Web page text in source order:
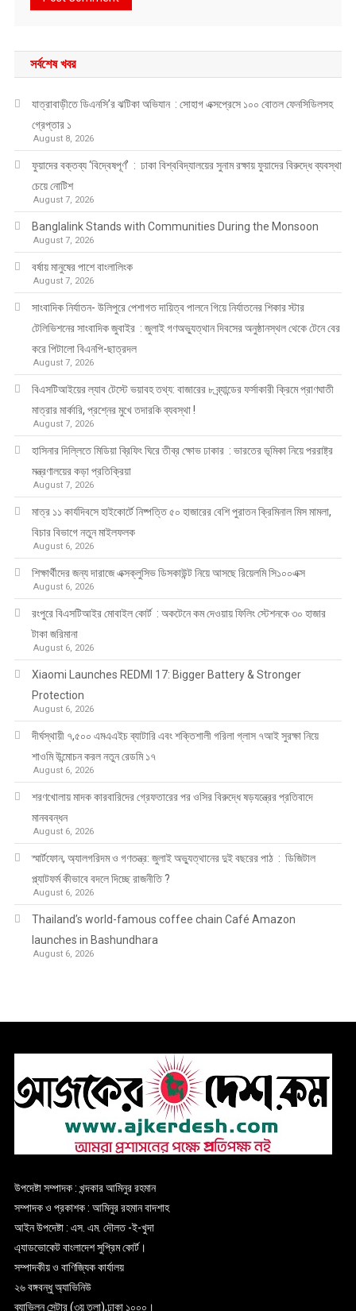
সর্বশেষ খবর
যাত্রাবাড়ীতে ডিএনসি’র ঝটিকা অভিযান : সোহাগ এক্সপ্রেসে ১০০ বোতল ফেনসিডিলসহ
গ্রেপ্তার ১
August 8, 2026
ফুয়াদের বক্তব্য ‘বিদ্বেষপূর্ণ’ : ঢাকা বিশ্ববিদ্যালয়ের সুনাম রক্ষায় ফুয়াদের বিরুদ্ধে ব্যবস্থা
চেয়ে নোটিশ
August 7, 2026
Banglalink Stands with Communities During the Monsoon
August 7, 2026
বর্ষায় মানুষের পাশে বাংলালিংক
August 7, 2026
সাংবাদিক নির্যাতন- উলিপুরে পেশাগত দায়িত্ব পালনে গিয়ে নির্যাতনের শিকার স্টার
টেলিভিশনের সাংবাদিক জুবাইর : জুলাই গণঅভ্যুত্থান দিবসের অনুষ্ঠানস্থল থেকে টেনে বের
করে পিটালো বিএনপি-ছাত্রদল
August 7, 2026
বিএসটিআইয়ের ল্যাব টেস্টে ভয়াবহ তথ্য: বাজারের ৮ ব্র্যান্ডের ফর্সাকারী ক্রিমে প্রাণঘাতী
মাত্রার মার্কারি, প্রশ্নের মুখে তদারকি ব্যবস্থা !
August 7, 2026
হাসিনার দিল্লিতে মিডিয়া ব্রিফিং ঘিরে তীব্র ক্ষোভ ঢাকার : ভারতের ভূমিকা নিয়ে পররাষ্ট্র
মন্ত্রণালয়ের কড়া প্রতিক্রিয়া
August 7, 2026
মাত্র ১১ কার্যদিবসে হাইকোর্টে নিষ্পত্তি ৫০ হাজারের বেশি পুরাতন ক্রিমিনাল মিস মামলা,
বিচার বিভাগে নতুন মাইলফলক
August 6, 2026
শিক্ষার্থীদের জন্য দারাজে এক্সক্লুসিভ ডিসকাউন্ট নিয়ে আসছে রিয়েলমি সি১০০এক্স
August 6, 2026
রংপুরে বিএসটিআইর মোবাইল কোর্ট : অকটেনে কম দেওয়ায় ফিলিং স্টেশনকে ৩০ হাজার
টাকা জরিমানা
August 6, 2026
Xiaomi Launches REDMI 17: Bigger Battery & Stronger
Protection
August 6, 2026
দীর্ঘস্থায়ী ৭,৫০০ এমএএইচ ব্যাটারি এবং শক্তিশালী গরিলা গ্লাস ৭আই সুরক্ষা নিয়ে
শাওমি উন্মোচন করল নতুন রেডমি ১৭
August 6, 2026
শরণখোলায় মাদক কারবারিদের গ্রেফতারের পর ওসির বিরুদ্ধে ষড়যন্ত্রের প্রতিবাদে
মানববন্ধন
August 6, 2026
স্মার্টফোন, অ্যালগরিদম ও গণতন্ত্র: জুলাই অভ্যুত্থানের দুই বছরের পাঠ : ডিজিটাল
প্ল্যাটফর্ম কীভাবে বদলে দিচ্ছে রাজনীতি ?
August 6, 2026
Thailand’s world-famous coffee chain Café Amazon
launches in Bashundhara
August 6, 2026
উপদেষ্টা সম্পাদক : খন্দকার আমিনুর রহমান
সম্পাদক ও প্রকাশক : আমিনুর রহমান বাদশাহ
আইন উপদেষ্টা : এস. এম. দৌলত -ই-খুদা
এ্যাডভোকেট বাংলাদেশ সুপ্রিম কোর্ট।
সম্পাদকীয় ও বাণিজ্যিক কার্যালয়
২৬ বঙ্গবন্ধু অ্যাভিনিউ
ব্যাভিলন সেন্টার (৩য় তলা),ঢাকা ১০০০।